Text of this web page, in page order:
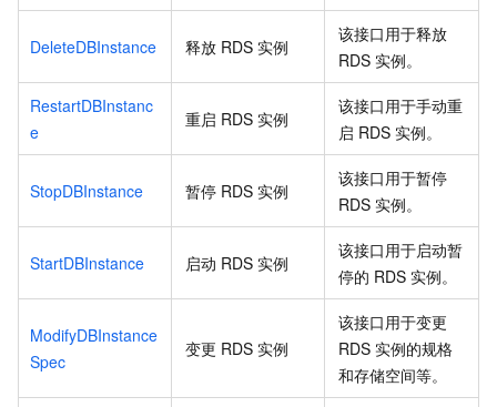
DeleteDBInstance 释放 RDS 实例
该接口用于释放
RDS 实例。
RestartDBInstanc
e
重启 RDS 实例
该接口用于手动重
启 RDS 实例。
StopDBInstance 暂停 RDS 实例
该接口用于暂停
RDS 实例。
StartDBInstance 启动 RDS 实例
该接口用于启动暂
停的 RDS 实例。
ModifyDBInstance
Spec
变更 RDS 实例
该接口用于变更
RDS 实例的规格
和存储空间等。